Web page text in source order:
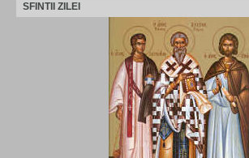
SFINTII ZILEI